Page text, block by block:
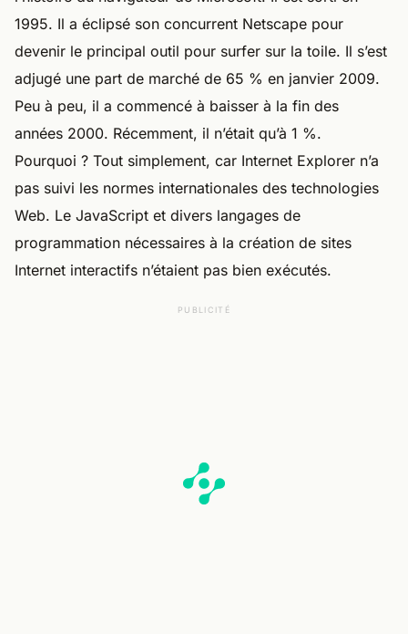
1995. Il a éclipsé son concurrent Netscape pour
devenir le principal outil pour surfer sur la toile. Il s’est
adjugé une part de marché de 65 % en janvier 2009.
Peu à peu, il a commencé à baisser à la fin des
années 2000. Récemment, il n’était qu’à 1 %.
Pourquoi ? Tout simplement, car Internet Explorer n’a
pas suivi les normes internationales des technologies
Web. Le JavaScript et divers langages de
programmation nécessaires à la création de sites
Internet interactifs n’étaient pas bien exécutés.
PUBLICITÉ